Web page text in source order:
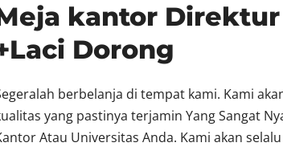
kantor
Dorong
berbelanja di tempat kami. Kami
yang pastinya terjamin Yang Sangat
Atau Universitas Anda. Kami akan